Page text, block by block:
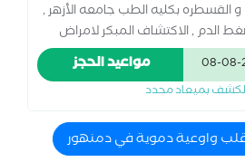
بكليه الطب جامعه الأزهر ,
الدم , الاكتشاف المبكر لامراض
الشرايين التاجيه , الفحص
, و رسم القلب
مواعيد الحجز
بميعاد محدد
قلب واوعية دموية في دمنهور